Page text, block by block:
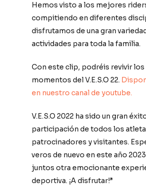
Hemos visto a los mejores
compitiendo en diferentes
disfrutamos de una gran
actividades para toda la familia.
Con este clip, podréis revivir
momentos del V.E.S.O 22.
en nuestro canal de youtube.
V.E.S.O 2022 ha sido un gran
participación de todos los
patrocinadores y visitantes.
veros de nuevo en este año
juntos otra emocionante
deportiva. ¡A disfrutar!”